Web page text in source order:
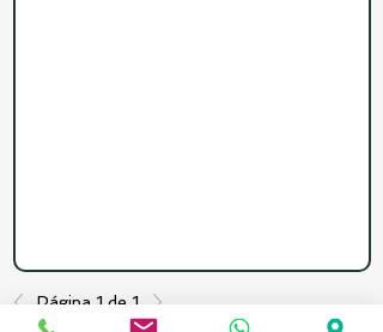
Página 1 de 1